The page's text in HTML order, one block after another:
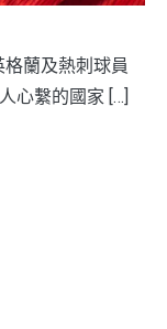
蘭及熱刺球員
心繫的國家 […]